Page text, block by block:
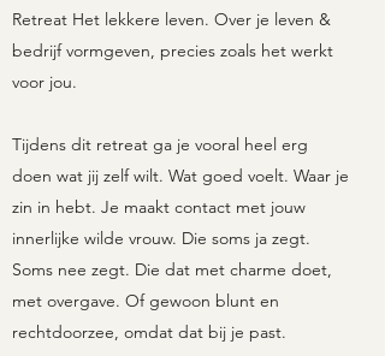
Retreat Het lekkere leven. Over je leven &
bedrijf vormgeven, precies zoals het werkt
voor jou.
Tijdens dit retreat ga je vooral heel erg
doen wat jij zelf wilt. Wat goed voelt. Waar je
zin in hebt. Je maakt contact met jouw
innerlijke wilde vrouw. Die soms ja zegt.
Soms nee zegt. Die dat met charme doet,
met overgave. Of gewoon blunt en
rechtdoorzee, omdat dat bij je past.